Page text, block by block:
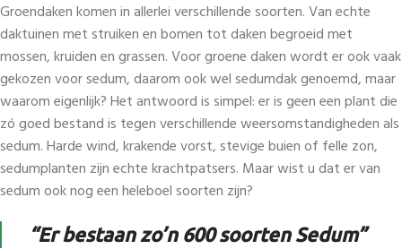
Groendaken komen in allerlei verschillende soorten. Van echte
daktuinen met struiken en bomen tot daken begroeid met
mossen, kruiden en grassen. Voor groene daken wordt er ook vaak
gekozen voor sedum, daarom ook wel sedumdak genoemd, maar
waarom eigenlijk? Het antwoord is simpel: er is geen een plant die
zó goed bestand is tegen verschillende weersomstandigheden als
sedum. Harde wind, krakende vorst, stevige buien of felle zon,
sedumplanten zijn echte krachtpatsers. Maar wist u dat er van
sedum ook nog een heleboel soorten zijn?
“Er bestaan zo’n 600 soorten Sedum”